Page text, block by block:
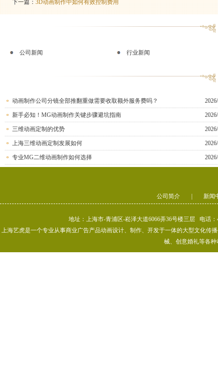
下一篇：3D动画制作中如何有效控制费用
公司新闻 行业新闻
动画制作公司分镜全部推翻重做需要收取额外服务费吗？
新手必知！MG动画制作关键步骤避坑指南
三维动画定制的优势
上海三维动画定制发展如何
专业MG二维动画制作如何选择
公司简介 新闻
地址：上海市-青浦区-崧泽大道6066弄36号楼三层 电话
上海艺虎是一个专业从事商业广告产品动画设计、制作、开发于一体的大型文化传
械、创意婚礼等各